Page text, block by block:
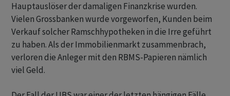
Hauptauslöser der damaligen Finanzkrise wurden.
Vielen Grossbanken wurde vorgeworfen, Kunden beim
Verkauf solcher Ramschhypotheken in die Irre geführt
zu haben. Als der Immobilienmarkt zusammenbrach,
verloren die Anleger mit den RBMS-Papieren nämlich
viel Geld.